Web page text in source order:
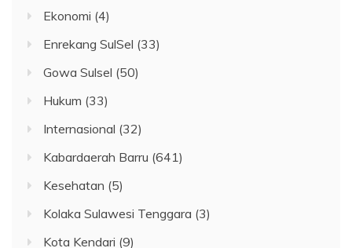
Ekonomi (4)
Enrekang SulSel (33)
Gowa Sulsel (50)
Hukum (33)
Internasional (32)
Kabardaerah Barru (641)
Kesehatan (5)
Kolaka Sulawesi Tenggara (3)
Kota Kendari (9)